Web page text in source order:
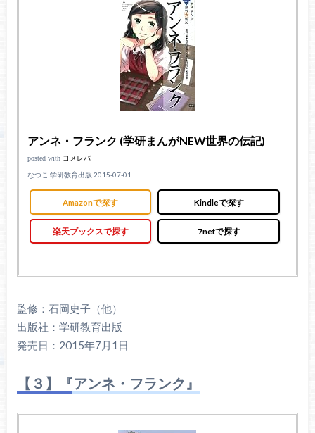
アンネ・フランク (学研まんがNEW世界の伝記)
posted with ヨメレバ
なつこ 学研教育出版 2015-07-01
Amazonで探す Kindleで探す
楽天ブックスで探す 7netで探す
監修：石岡史子（他）
出版社：学研教育出版
発売日：2015年7月1日
【３】『アンネ・フランク』